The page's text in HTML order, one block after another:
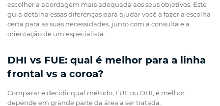
escolher a abordagem mais adequada aos seus objetivos. Este
guia detalha essas diferenças para ajudar você a fazer a escolha
certa para as suas necessidades, junto com a consulta e a
orientação de um especialista.
DHI vs FUE: qual é melhor para a linha
frontal vs a coroa?
Comparar e decidir qual método, FUE ou DHI, é melhor
depende em grande parte da área a ser tratada.